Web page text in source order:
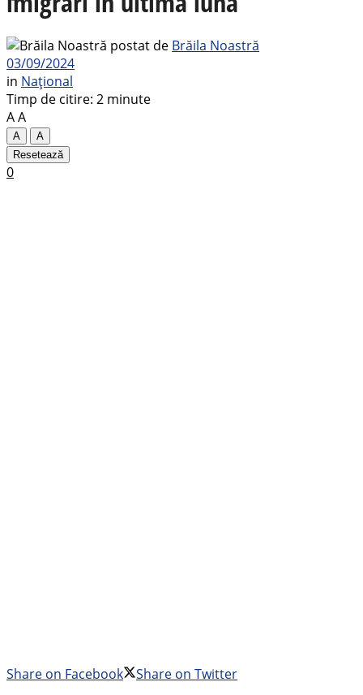
postat de Brăila Noastră
03/09/2024
in Național
Timp de citire: 2 minute
AA
A
A
Resetează
0
Share on Facebook
Share on Twitter